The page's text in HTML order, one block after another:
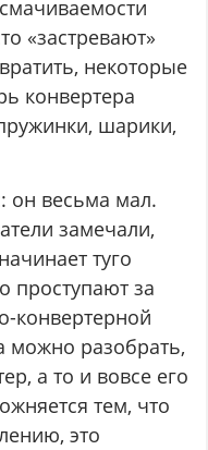
«застревают»
некоторые
конвертера
шарики,
он весьма мал.
замечали,
туго
проступают за
конвертерной
можно разобрать,
а то и вовсе его
тем, что
это